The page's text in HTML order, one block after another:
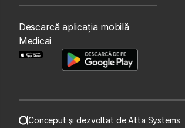
Descarcă aplicația mobilă
Medicai
Conceput și dezvoltat de Atta Systems